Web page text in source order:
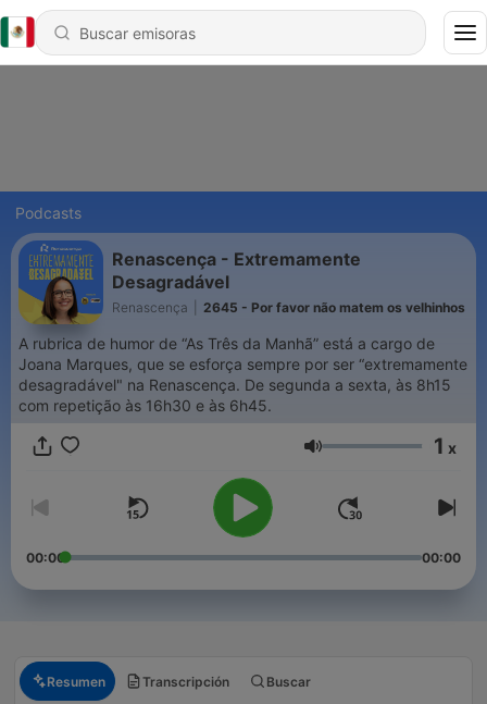
Podcasts
Renascença - Extremamente
Desagradável
Renascença 2645 - Por favor não matem os velhinhos
A rubrica de humor de “As Três da Manhã” está a cargo de
Joana Marques, que se esforça sempre por ser “extremamente
desagradável" na Renascença. De segunda a sexta, às 8h15
com repetição às 16h30 e às 6h45.
Volumen 1 x
00:00 00:00
Resumen Transcripción Buscar